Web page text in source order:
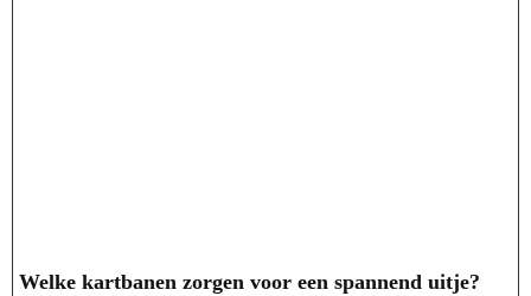
Welke kartbanen zorgen voor een spannend uitje?